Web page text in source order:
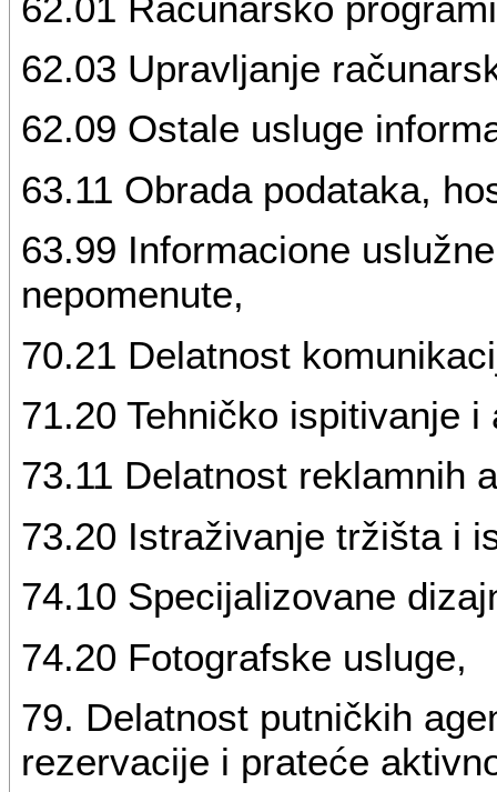
62.03 Upravljanje
62.09 Ostale usluge
63.11 Obrada podataka,
63.99 Informacione
nepomenute,
70.21 Delatnost
71.20 Tehničko ispitivanje i
73.11 Delatnost reklamnih
73.20 Istraživanje tržišta i
74.10 Specijalizovane
74.20 Fotografske usluge,
79. Delatnost putničkih
rezervacije i prateće